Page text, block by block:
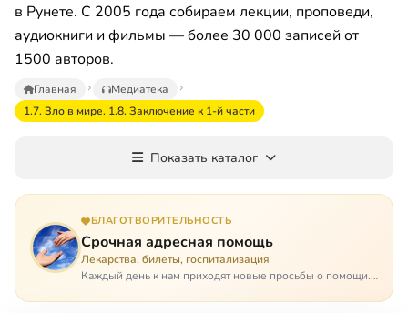
в Рунете. С 2005 года собираем лекции, проповеди,
аудиокниги и фильмы — более 30 000 записей от
1500 авторов.
Главная
Медиатека
1.7. Зло в мире. 1.8. Заключение к 1-й части
Показать каталог
БЛАГОТВОРИТЕЛЬНОСТЬ
Срочная адресная помощь
Лекарства, билеты, госпитализация
Каждый день к нам приходят новые просьбы о помощи.
она нужна была вчера: в приеме лекарств образовался